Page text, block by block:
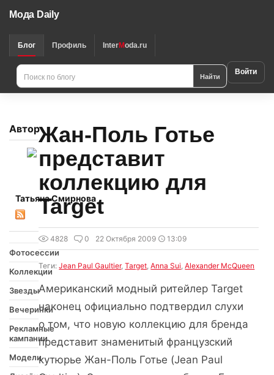
Мода Daily
Блог Профиль InterModa.ru
Найти Войти
Автор
Татьяна Смирнова
Фотосессии
Коллекции
Звезды
Вечеринки
Рекламные
кампании
Модели
Жан-Поль Готье
представит
коллекцию для
Target
4828 0 22 Октября 2009 13:09
Теги:Jean Paul Gaultier,Target,Anna Sui,Alexander McQueen
Американский модный ритейлер Target
наконец официально подтвердил слухи
о том, что новую коллекцию для бренда
представит знаменитый французский
кутюрье Жан-Поль Готье (Jean Paul